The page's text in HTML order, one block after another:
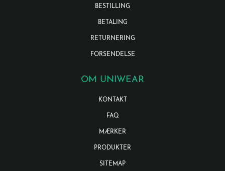
BESTILLING
BETALING
RETURNERING
FORSENDELSE
OM UNIWEAR
KONTAKT
FAQ
MÆRKER
PRODUKTER
SITEMAP